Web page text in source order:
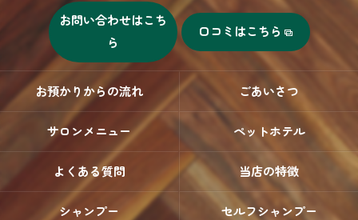
お問い合わせはこち
ら
口コミはこちら
お預かりからの流れ ごあいさつ
サロンメニュー ペットホテル
よくある質問 当店の特徴
シャンプー セルフシャンプー